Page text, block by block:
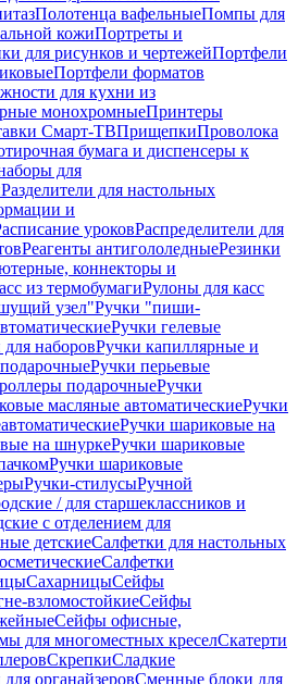
Полотенца вафельныеПомпы для
кожиПортреты и
для рисунков и чертежейПортфели
Портфели форматов
для кухни из
монохромныеПринтеры
Смарт-ТВПрищепкиПроволока
бумага и диспенсеры к
для
Разделители для настольных
и
уроковРаспределители для
Реагенты антигололедныеРезинки
коннекторы и
из термобумагиРулоны для касс
узел"Ручки "пиши-
Ручки гелевые
наборовРучки капиллярные и
Ручки перьевые
подарочныеРучки
масляные автоматическиеРучки
Ручки шариковые на
на шнуркеРучки шариковые
Ручки шариковые
Ручки-стилусыРучной
/ для старшеклассников и
с отделением для
детскиеСалфетки для настольных
Салфетки
СахарницыСейфы
взломостойкиеСейфы
Сейфы офисные,
для многоместных креселСкатерти
СкрепкиСладкие
органайзеровСменные блоки для